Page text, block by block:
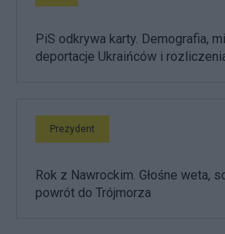
PiS odkrywa karty. Demografia,
deportacje Ukraińców i
Prezydent
Rok z Nawrockim. Głośne weta,
powrót do Trójmorza